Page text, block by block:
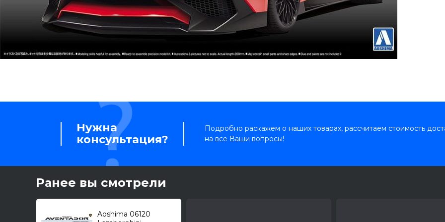
Нужна
консультация?
Подробно раскажем о наших товарах, рассчитаем стоимость
на все Ваши вопросы!
Ранее вы смотрели
Aoshima 06120